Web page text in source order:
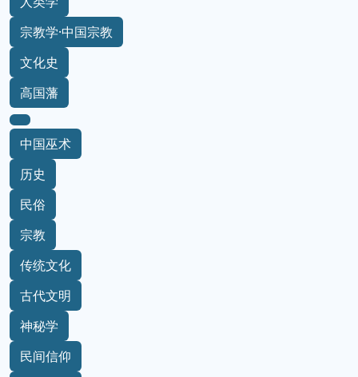
宗教学·中国宗教
文化史
高国藩
中国巫术
历史
民俗
宗教
传统文化
古代文明
神秘学
民间信仰